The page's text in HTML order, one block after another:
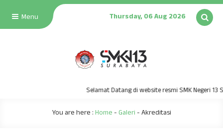
Menu Thursday, 06 Aug 2026
Selamat Datang di website resmi SMK Negeri 13
You are here :Home-Galeri-Akreditasi